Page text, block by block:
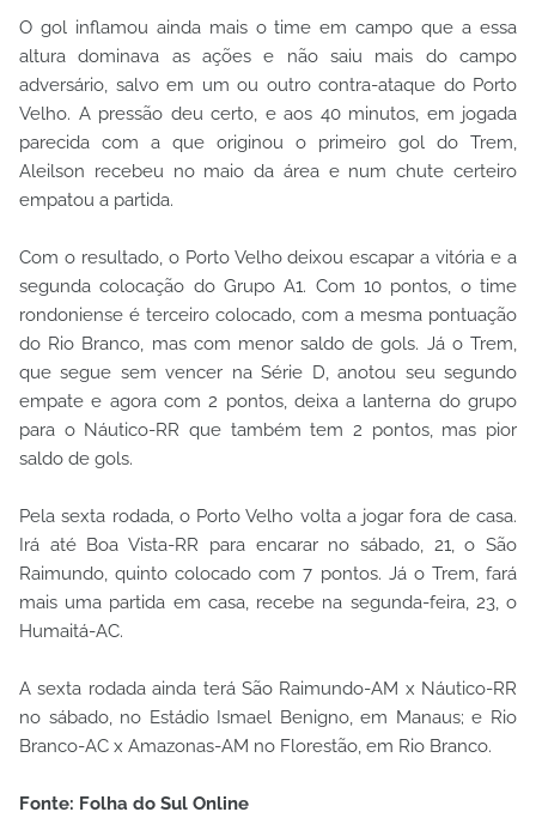
O gol inflamou ainda mais o time em campo que a essa
altura dominava as ações e não saiu mais do campo
adversário, salvo em um ou outro contra-ataque do Porto
Velho. A pressão deu certo, e aos 40 minutos, em jogada
parecida com a que originou o primeiro gol do Trem,
Aleilson recebeu no maio da área e num chute certeiro
empatou a partida.
Com o resultado, o Porto Velho deixou escapar a vitória e a
segunda colocação do Grupo A1. Com 10 pontos, o time
rondoniense é terceiro colocado, com a mesma pontuação
do Rio Branco, mas com menor saldo de gols. Já o Trem,
que segue sem vencer na Série D, anotou seu segundo
empate e agora com 2 pontos, deixa a lanterna do grupo
para o Náutico-RR que também tem 2 pontos, mas pior
saldo de gols.
Pela sexta rodada, o Porto Velho volta a jogar fora de casa.
Irá até Boa Vista-RR para encarar no sábado, 21, o São
Raimundo, quinto colocado com 7 pontos. Já o Trem, fará
mais uma partida em casa, recebe na segunda-feira, 23, o
Humaitá-AC.
A sexta rodada ainda terá São Raimundo-AM x Náutico-RR
no sábado, no Estádio Ismael Benigno, em Manaus; e Rio
Branco-AC x Amazonas-AM no Florestão, em Rio Branco.
Fonte: Folha do Sul Online